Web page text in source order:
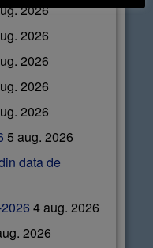
2026
2026
2026
2026
2026
5 aug. 2026
data de
4 aug. 2026
2026